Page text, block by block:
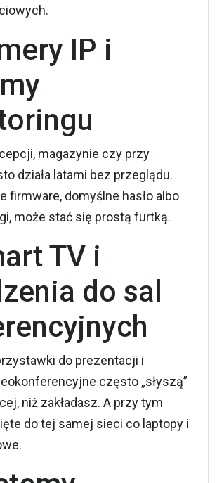
IP i
magazynie czy przy
działa latami bez przeglądu.
firmware, domyślne hasło albo
może stać się prostą furtką.
TV i
do sal
do prezentacji i
często „słyszą”
niż zakładasz. A przy tym
do tej samej sieci co laptopy i